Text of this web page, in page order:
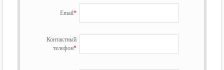
Email*
Контактный
телефон*